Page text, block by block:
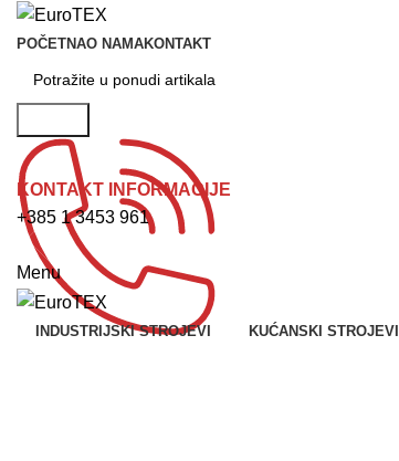
POČETNAO NAMAKONTAKT
KONTAKT INFORMACIJE
+385 1 3453 961
Menu
INDUSTRIJSKI STROJEVI KUĆANSKI STROJEVI